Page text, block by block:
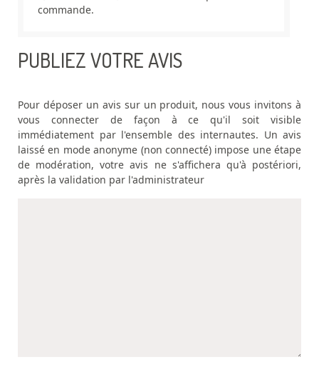
commande.
PUBLIEZ VOTRE AVIS
Pour déposer un avis sur un produit, nous vous invitons à
vous connecter de façon à ce qu'il soit visible
immédiatement par l'ensemble des internautes. Un avis
laissé en mode anonyme (non connecté) impose une étape
de modération, votre avis ne s'affichera qu'à postériori,
après la validation par l'administrateur